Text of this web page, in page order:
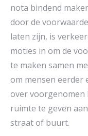
nota bindend
door de
laten zijn, is
moties in om de
te maken samen
om mensen
over voorgenomen
ruimte te geven
straat of buurt.